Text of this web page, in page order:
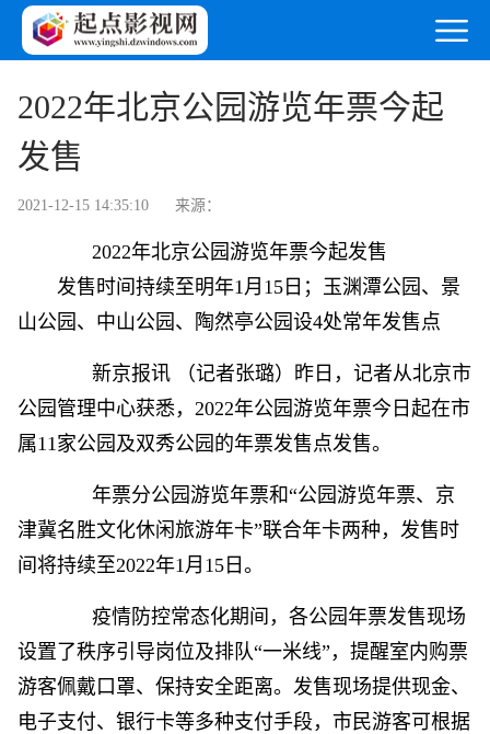
2022年北京公园游览年票今起
发售
2021-12-15 14:35:10 来源：
2022年北京公园游览年票今起发售
发售时间持续至明年1月15日；玉渊潭公园、景
山公园、中山公园、陶然亭公园设4处常年发售点
新京报讯 （记者张璐）昨日，记者从北京市
公园管理中心获悉，2022年公园游览年票今日起在市
属11家公园及双秀公园的年票发售点发售。
年票分公园游览年票和“公园游览年票、京
津冀名胜文化休闲旅游年卡”联合年卡两种，发售时
间将持续至2022年1月15日。
疫情防控常态化期间，各公园年票发售现场
设置了秩序引导岗位及排队“一米线”，提醒室内购票
游客佩戴口罩、保持安全距离。发售现场提供现金、
电子支付、银行卡等多种支付手段，市民游客可根据